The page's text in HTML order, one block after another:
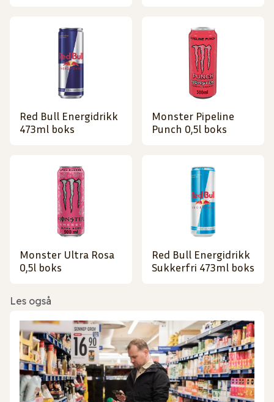
Red Bull Energidrikk
473ml boks
Monster Pipeline
Punch 0,5l boks
Monster Ultra Rosa
0,5l boks
Red Bull Energidrikk
Sukkerfri 473ml boks
Les også